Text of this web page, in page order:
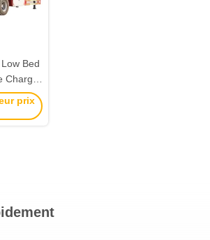
Bed
Charge
Semi
prix